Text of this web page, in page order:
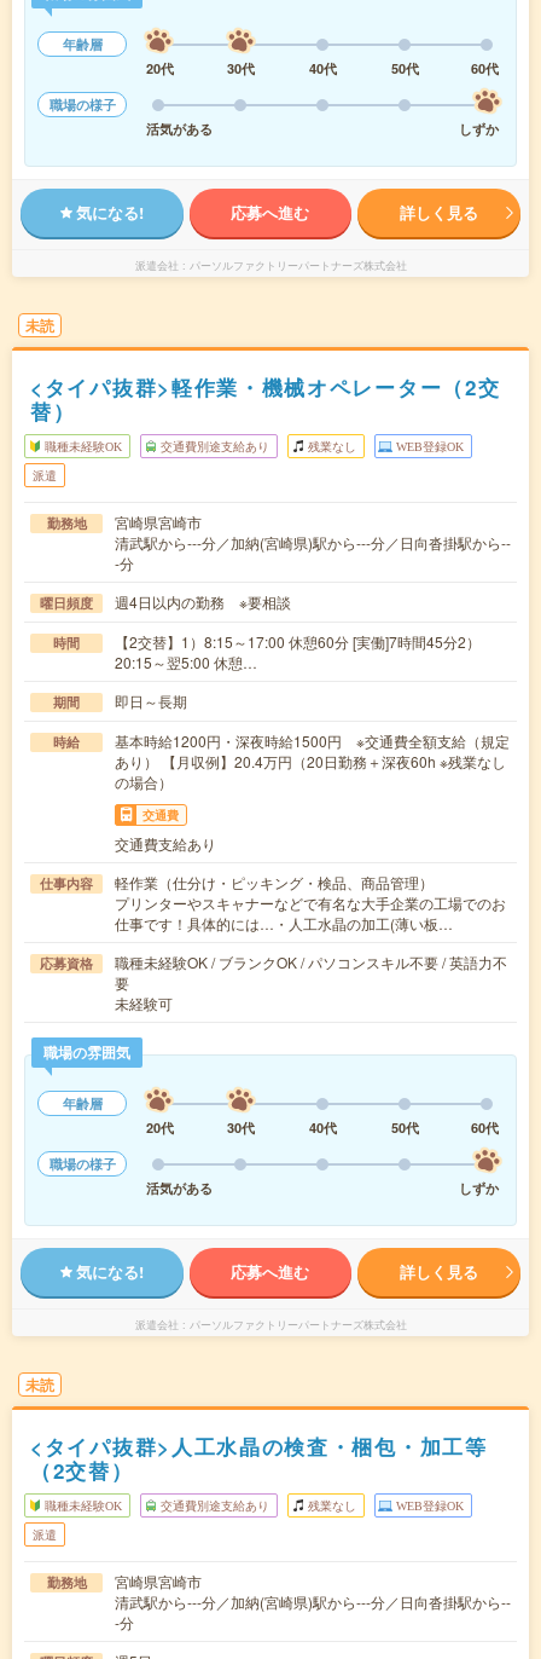
年齢層
20代
30代 40代 50代
60代
職場の様子
活気がある
しずか
気になる! 応募へ進む 詳しく見る
派遣会社 パーソルファクトリーパートナーズ株式会社
未読
<タイパ抜群>軽作業・機械オペレーター（2交
替）
職種未経験OK 交通費別途支給あり 残業なし WEB登録OK
派遣
勤務地
宮崎県宮崎市
清武駅から---分／加納(宮崎県)駅から---分／日向沓掛駅から--
-分
曜日頻度 週4日以内の勤務 ※要相談
時間
【2交替】1）8:15～17:00 休憩60分 [実働]7時間45分2）
20:15～翌5:00 休憩…
期間 即日～長期
時給
基本時給1200円・深夜時給1500円 ※交通費全額支給（規定
あり） 【月収例】20.4万円（20日勤務＋深夜60h ※残業なし
の場合）
交通費
交通費支給あり
仕事内容
軽作業（仕分け・ピッキング・検品、商品管理）
プリンターやスキャナーなどで有名な大手企業の工場でのお
仕事です！具体的には…・人工水晶の加工(薄い板…
応募資格
職種未経験OK / ブランクOK / パソコンスキル不要 / 英語力不
要
未経験可
職場の雰囲気
年齢層
20代
30代 40代 50代
60代
職場の様子
活気がある
しずか
気になる! 応募へ進む 詳しく見る
派遣会社 パーソルファクトリーパートナーズ株式会社
未読
<タイパ抜群>人工水晶の検査・梱包・加工等
（2交替）
職種未経験OK 交通費別途支給あり 残業なし WEB登録OK
派遣
勤務地
宮崎県宮崎市
清武駅から---分／加納(宮崎県)駅から---分／日向沓掛駅から--
-分